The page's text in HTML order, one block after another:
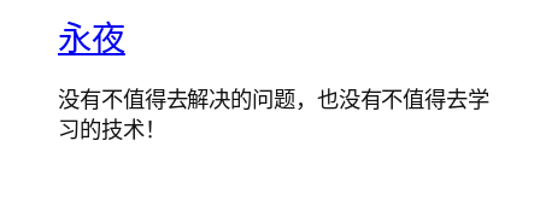
永夜
没有不值得去解决的问题，也没有不值得去学
习的技术！